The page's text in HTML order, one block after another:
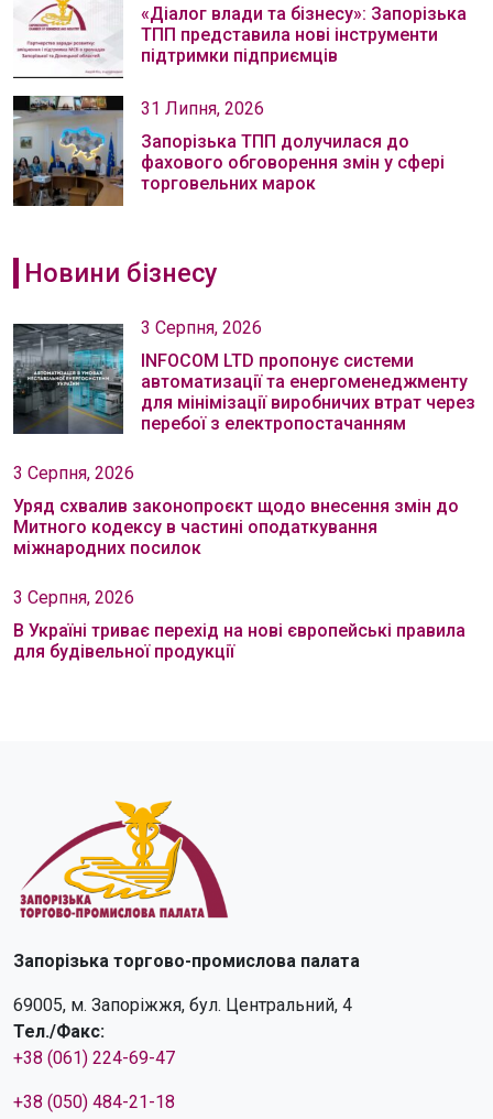
«Діалог влади та бізнесу»: Запорізька
ТПП представила нові інструменти
підтримки підприємців
31 Липня, 2026
Запорізька ТПП долучилася до
фахового обговорення змін у сфері
торговельних марок
Новини бізнесу
3 Серпня, 2026
INFOCOM LTD пропонує системи
автоматизації та енергоменеджменту
для мінімізації виробничих втрат через
перебої з електропостачанням
3 Серпня, 2026
Уряд схвалив законопроєкт щодо внесення змін до
Митного кодексу в частині оподаткування
міжнародних посилок
3 Серпня, 2026
В Україні триває перехід на нові європейські правила
для будівельної продукції
Запорізька торгово-промислова палата
69005, м. Запоріжжя, бул. Центральний, 4
Тел./Факс:
+38 (061) 224-69-47
+38 (050) 484-21-18